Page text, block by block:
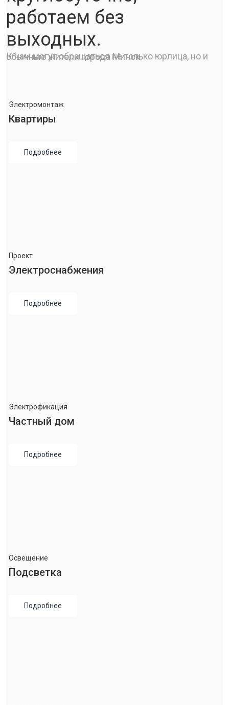
работаем без
выходных.
К нам могут обращаться не только юрлица, но и обычные жители города Минск.
Электромонтаж
Квартиры
Подробнее
Проект
Электроснабжения
Подробнее
Электрофикация
Частный дом
Подробнее
Освещение
Подсветка
Подробнее